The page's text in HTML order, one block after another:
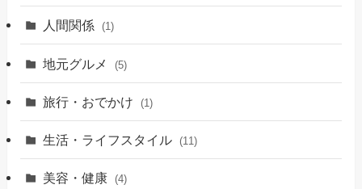
人間関係 (1)
地元グルメ (5)
旅行・おでかけ (1)
生活・ライフスタイル (11)
美容・健康 (4)